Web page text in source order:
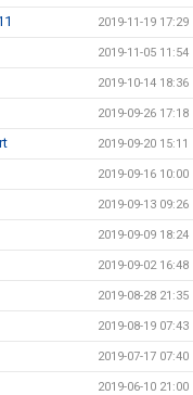
2019-11-19 17:29
2019-11-05 11:54
2019-10-14 18:36
2019-09-26 17:18
2019-09-20 15:11
2019-09-16 10:00
2019-09-13 09:26
2019-09-09 18:24
2019-09-02 16:48
2019-08-28 21:35
2019-08-19 07:43
2019-07-17 07:40
2019-06-10 21:00